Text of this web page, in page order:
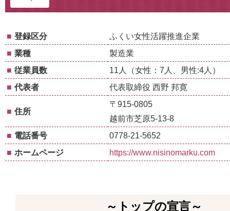
■ 登録区分
ふくい女性活躍推進企業
■ 業種
製造業
■ 従業員数
11人（女性：7人、男性:4人）
■ 代表者 代表取締役 西野 邦寛
■ 住所
〒915-0805
越前市芝原5-13-8
■ 電話番号
0778-21-5652
■ ホームページ https://www.nisinomarku.com
～トップの宣言～